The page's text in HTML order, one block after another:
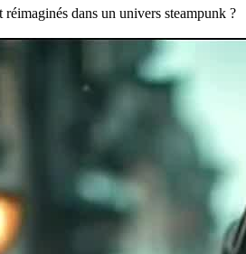
réimaginés dans un univers steampunk ?